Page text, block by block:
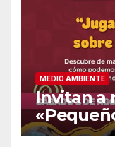
MEDIO AMBIENTE
Invitan a
en La